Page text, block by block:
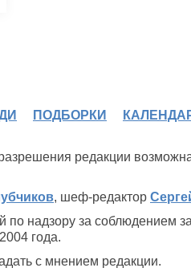
ПОДБОРКИ
редакции
, шеф-редактор
надзору за соблюдением
года.
с мнением редакции.